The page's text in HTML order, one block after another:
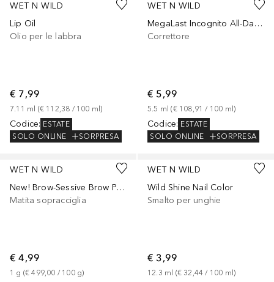
WET N WILD
Lip Oil
Olio per le labbra
€ 7,99
7.11 ml (€ 112,38 / 100 ml)
Codice: ESTATE
SOLO ONLINE
SORPRESA
WET N WILD
MegaLast Incognito All-Day Full Coverage
Correttore
€ 5,99
5.5 ml (€ 108,91 / 100 ml)
Codice: ESTATE
SOLO ONLINE
SORPRESA
WET N WILD
New! Brow-Sessive Brow Pencil
Matita sopracciglia
€ 4,99
1 g (€ 499,00 / 100 g)
WET N WILD
Wild Shine Nail Color
Smalto per unghie
€ 3,99
12.3 ml (€ 32,44 / 100 ml)